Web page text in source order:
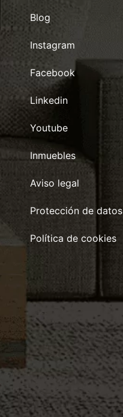
Blog
Instagram
Facebook
Linkedin
Youtube
Inmuebles
Aviso legal
Protección de datos
Política de cookies